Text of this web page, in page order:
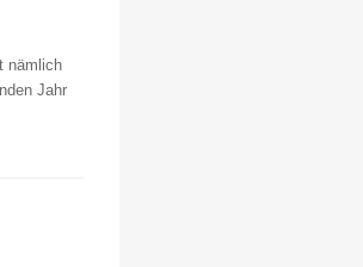
nämlich
Jahr